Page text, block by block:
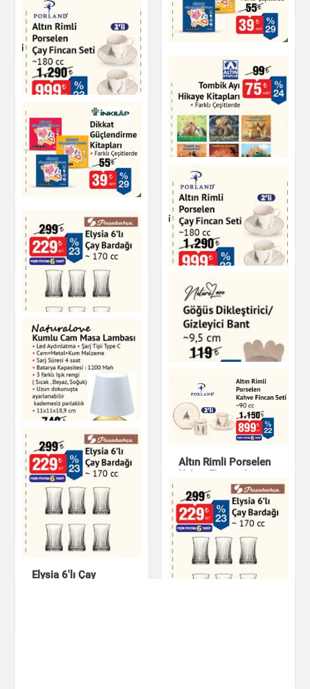
Dikişsiz Astar Elbise
Giyim
İnkılap Dikkat
Güçlendirme Kitapları
Kitap & Dergi
Altın Rimli Porselen
Çay Fincan Seti
Mutfak Ürünleri
Tombik Ayı Hikaye
Kitapları
Kitap & Dergi
Dikkat Güçlendirme
Kitapları
Kitap & Dergi
Altın Rimli Porselen
Çay Fincan Seti
Çay & Kahve & Şeker
Elysia 6'lı Çay
Bardağı - 170 cc
Çay & Kahve & Şeker
Gözleme
Kumlu Cam Masa
Lambası
Ev & Dekorasyon
Altın Rimli Porselen
Kahve Fincan Seti
Mutfak Ürünleri
Elysia 6'lı Çay